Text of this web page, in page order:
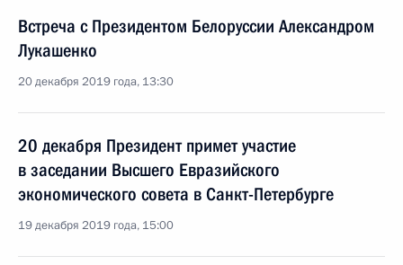
Встреча с Президентом Белоруссии Александром
Лукашенко
20 декабря 2019 года, 13:30
20 декабря Президент примет участие
в заседании Высшего Евразийского
экономического совета в Санкт-Петербурге
19 декабря 2019 года, 15:00